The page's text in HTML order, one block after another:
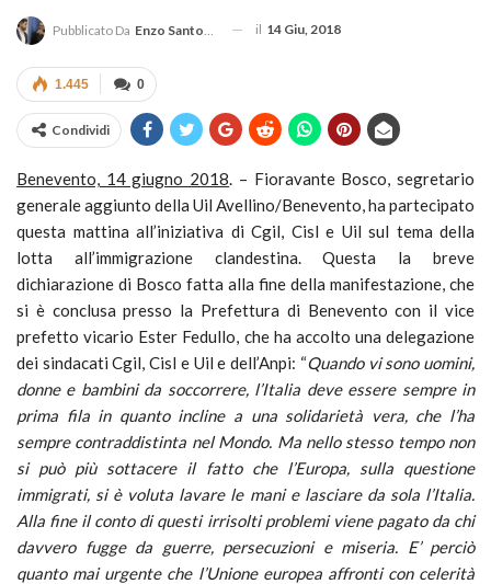
Pubblicato Da Enzo Santoro il 14 Giu, 2018
0
1.445
Condividi
Benevento, 14 giugno 2018 . – Fioravante Bosco, segretario
generale aggiunto della Uil Avellino/Benevento, ha partecipato
questa mattina all’iniziativa di Cgil, Cisl e Uil sul tema della
lotta all’immigrazione clandestina. Questa la breve
dichiarazione di Bosco fatta alla fine della manifestazione, che
si è conclusa presso la Prefettura di Benevento con il vice
prefetto vicario Ester Fedullo, che ha accolto una delegazione
dei sindacati Cgil, Cisl e Uil e dell’Anpi: “Quando vi sono uomini,
donne e bambini da soccorrere, l’Italia deve essere sempre in
prima fila in quanto incline a una solidarietà vera, che l’ha
sempre contraddistinta nel Mondo. Ma nello stesso tempo non
si può più sottacere il fatto che l’Europa, sulla questione
immigrati, si è voluta lavare le mani e lasciare da sola l’Italia.
Alla fine il conto di questi irrisolti problemi viene pagato da chi
davvero fugge da guerre, persecuzioni e miseria. E’ perciò
quanto mai urgente che l’Unione europea affronti con celerità